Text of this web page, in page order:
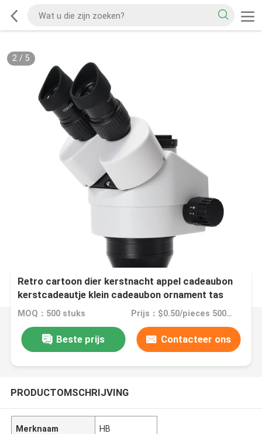
2/ 5
Retro cartoon dier kerstnacht appel cadeaubon
kerstcadeautje klein cadeaubon ornament tas
verpakkingsdoos
MOQ：500 stuks Prijs：$0.50/pieces 500-999 pieces
Beste prijs Contacteer ons
PRODUCTOMSCHRIJVING
Merknaam HB